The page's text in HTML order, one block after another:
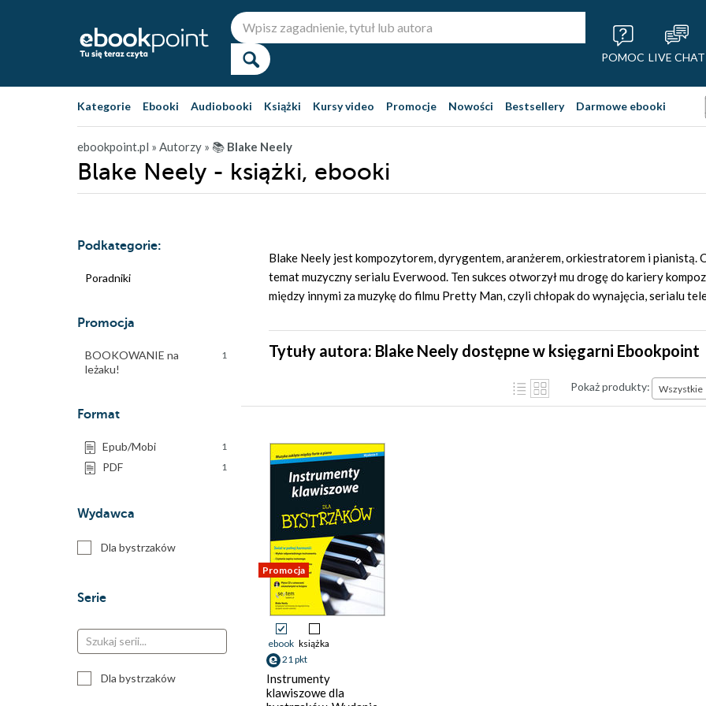
POMOC LIVE CHAT
Kategorie Ebooki Audiobooki Książki Kursy video Promocje Nowości Bestsellery Darmowe ebooki
ebookpoint.pl » Autorzy » 📚 Blake Neely
Blake Neely - książki, ebooki
Podkategorie:
Poradniki
Promocja
BOOKOWANIE na
leżaku!
1
Format
Epub/Mobi 1
PDF 1
Wydawca
Dla bystrzaków
Serie
Dla bystrzaków
Blake Neely jest kompozytorem, dyrygentem, aranżerem, orkiestratorem i pianistą.
temat muzyczny serialu Everwood. Ten sukces otworzył mu drogę do kariery
między innymi za muzykę do filmu Pretty Man, czyli chłopak do wynajęcia, serialu
Tytuły autora: Blake Neely dostępne w księgarni Ebookpoint
Pokaż produkty: Wszystkie
Promocja
ebook książka
21 pkt
Instrumenty
klawiszowe dla